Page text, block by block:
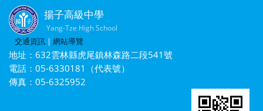
揚子高級中學
Yang-Tze High School
交通資訊 | 網站導覽
地址：632雲林縣虎尾鎮林森路二段541號
電話：05-6330181（代表號）
傳真：05-6325952